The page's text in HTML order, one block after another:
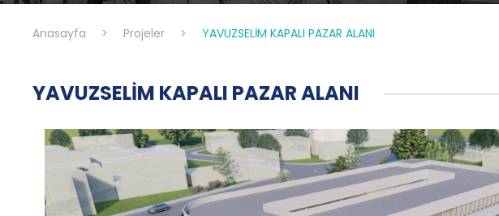
Anasayfa > Projeler > YAVUZSELİM KAPALI PAZAR ALANI
YAVUZSELİM KAPALI PAZAR ALANI